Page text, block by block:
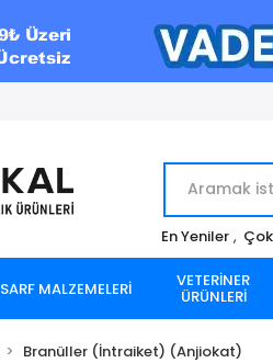
En Yeniler ,
SARF MALZEMELERİ VETERİNER
ÜRÜNLERİ
Branüller (İntraiket) (Anjiokat)